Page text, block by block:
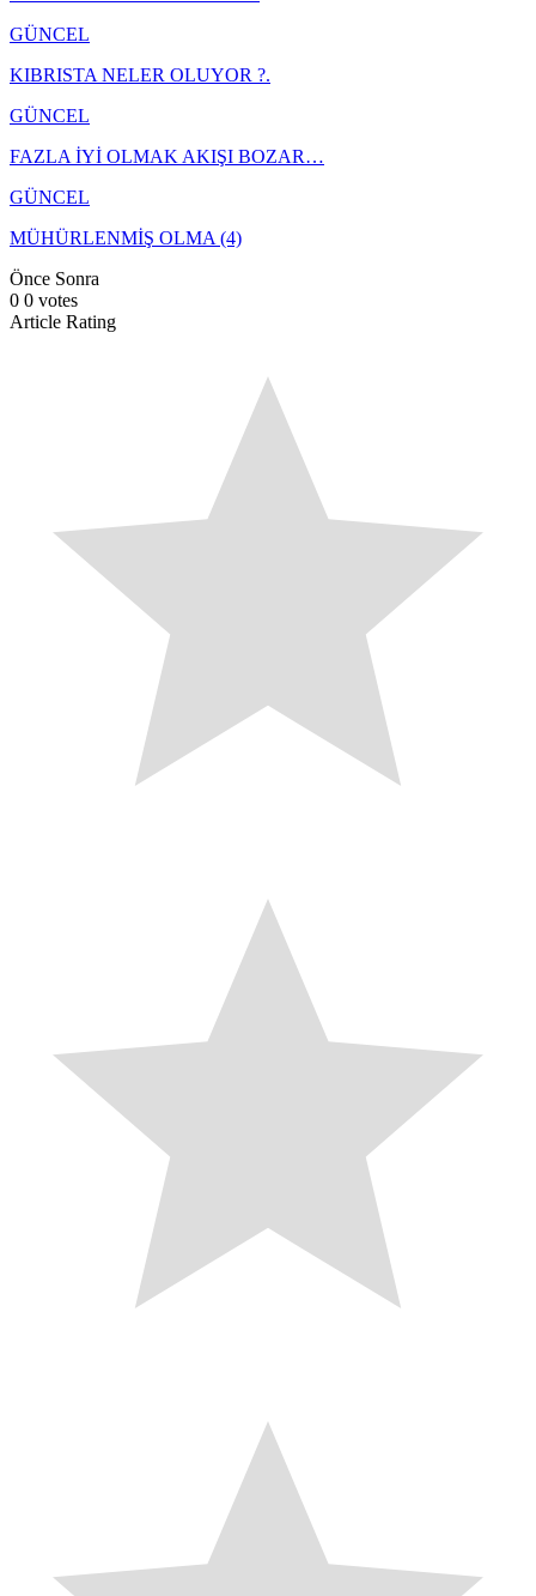
GÜNCEL
KIBRISTA NELER OLUYOR ?.
GÜNCEL
FAZLA İYİ OLMAK AKIŞI BOZAR…
GÜNCEL
MÜHÜRLENMİŞ OLMA (4)
Önce Sonra
0 0 votes
Article Rating